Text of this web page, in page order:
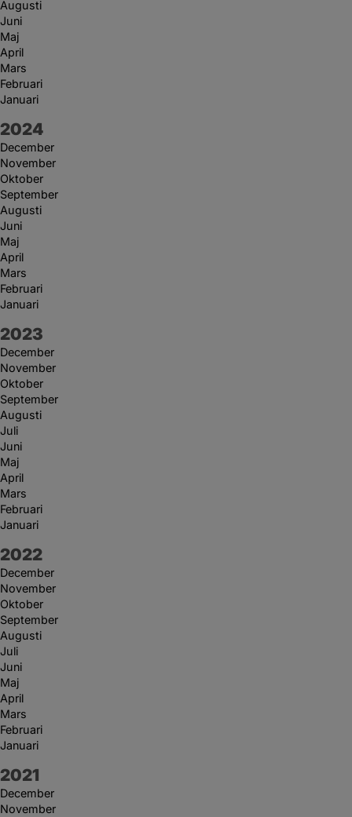
Augusti
Juni
Maj
April
Mars
Februari
Januari
År:
2024
December
November
Oktober
September
Augusti
Juni
Maj
April
Mars
Februari
Januari
År:
2023
December
November
Oktober
September
Augusti
Juli
Juni
Maj
April
Mars
Februari
Januari
År:
2022
December
November
Oktober
September
Augusti
Juli
Juni
Maj
April
Mars
Februari
Januari
År:
2021
December
November